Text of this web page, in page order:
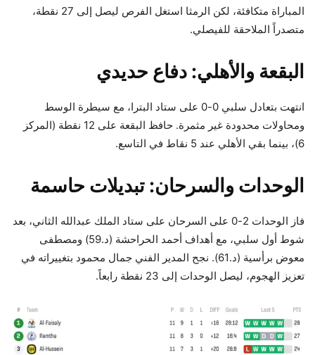
المباراة متكافئة، لكن الرمثا استغل الفرص ليصل إلى 27 نقطة،
متصدراً الملاحقة للفيصلي.
البقعة والأهلي: دفاع حديدي
انتهت بتعادل سلبي 0-0 على ستاد البترا، مع سيطرة الوسط
ومحاولات محدودة غير مثمرة. حافظ البقعة على 12 نقطة (المركز
6)، بينما بقي الأهلي عند 5 نقاط في التاسع.
الوحدات والسرحان: تبديلات حاسمة
فاز الوحدات 2-0 على السرحان على ستاد الملك عبدالله الثاني، بعد
شوط أول سلبي، مع أهداف أحمد الحراحشة (د.59) ومصطفى
معوض برأسية (د.61). نجح المدير الفني جمال محمود بتغييراته في
تعزيز الهجوم، ليصل الوحدات إلى 23 نقطة رابعاً.​​